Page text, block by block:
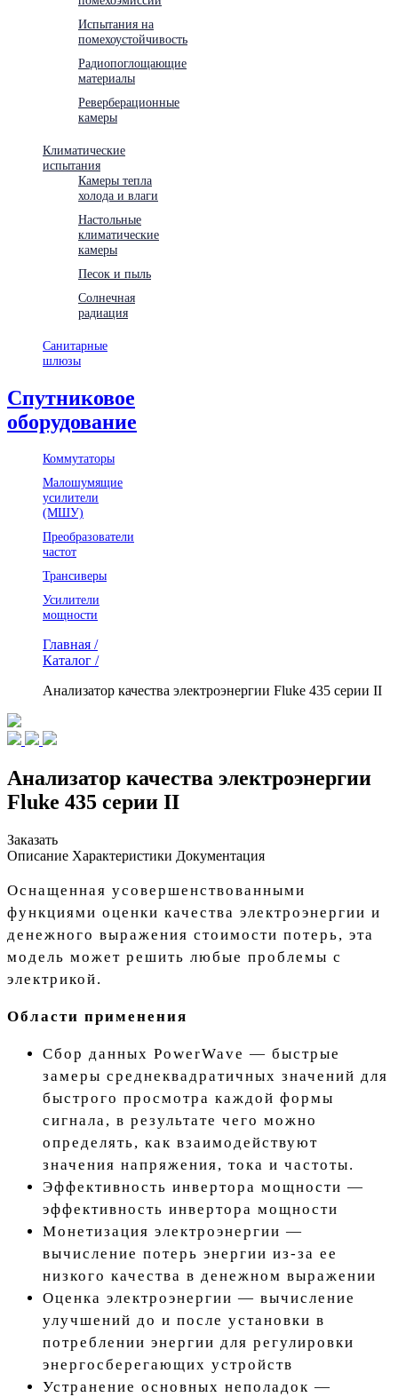
Испытания на
помехоустойчивость
Радиопоглощающие
материалы
Реверберационные
камеры
Климатические
испытания
Камеры тепла
холода и влаги
Настольные
климатические
камеры
Песок и пыль
Солнечная
радиация
Санитарные
шлюзы
Спутниковое
оборудование
Коммутаторы
Малошумящие
усилители
(МШУ)
Преобразователи
частот
Трансиверы
Усилители
мощности
Главная /
Каталог /
Анализатор качества электроэнергии Fluke 435 серии II
Анализатор качества электроэнергии
Fluke 435 серии II
Заказать
Описание Характеристики Документация
Оснащенная усовершенствованными
функциями оценки качества электроэнергии и
денежного выражения стоимости потерь, эта
модель может решить любые проблемы с
электрикой.
Области применения
Сбор данных PowerWave — быстрые
замеры среднеквадратичных значений для
быстрого просмотра каждой формы
сигнала, в результате чего можно
определять, как взаимодействуют
значения напряжения, тока и частоты.
Эффективность инвертора мощности —
эффективность инвертора мощности
Монетизация электроэнергии —
вычисление потерь энергии из-за ее
низкого качества в денежном выражении
Оценка электроэнергии — вычисление
улучшений до и после установки в
потреблении энергии для регулировки
энергосберегающих устройств
Устранение основных неполадок —